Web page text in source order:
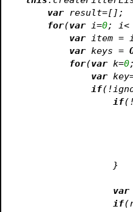
var result=[];
for(var i=0; i<
var item =
var keys =
for(var k=0
var
if
if
                    }
var
if